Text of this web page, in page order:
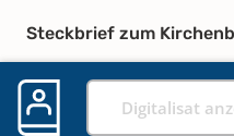
Steckbrief zum
Digitalisat